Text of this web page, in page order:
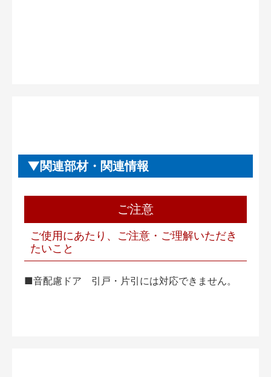
関連部材・関連情報
ご注意
ご使用にあたり、ご注意・ご理解いただき
たいこと
■音配慮ドア 引戸・片引には対応できません。